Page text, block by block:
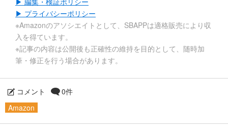
▶ プライバシーポリシー
※Amazonのアソシエイトとして、SBAPPは適格販売により収
入を得ています。
※記事の内容は公開後も正確性の維持を目的として、随時加
筆・修正を行う場合があります。
コメント
0件
Amazon